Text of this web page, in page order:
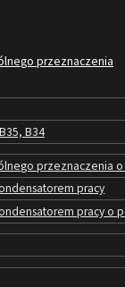
przeznaczenia
B34
przeznaczenia o
pracy
pracy o